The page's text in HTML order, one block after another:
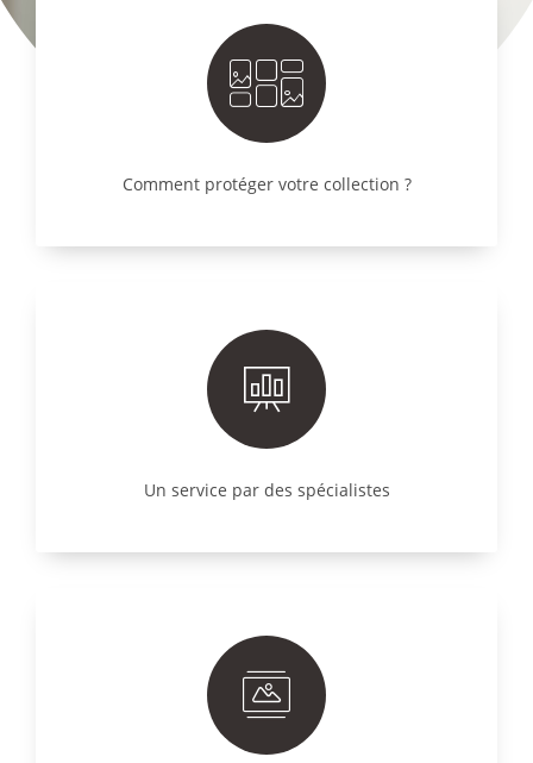
Comment protéger votre collection ?
Un service par des spécialistes